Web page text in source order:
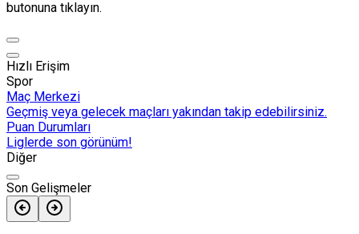
butonuna tıklayın.
Hızlı Erişim
Spor
Maç Merkezi
Geçmiş veya gelecek maçları yakından takip edebilirsiniz.
Puan Durumları
Liglerde son görünüm!
Diğer
Son Gelişmeler